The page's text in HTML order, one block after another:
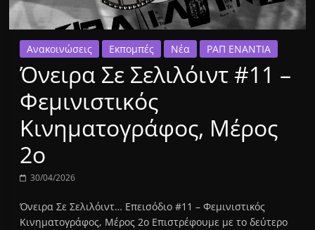
Ανακοινώσεις Εκπομπές Νέα ΡΑΠ ΕΝΑΝΤΙΑ
Όνειρα Σε Σελιλόιντ #11 –
Φεμινιστικός
Κινηματογράφος, Μέρος
2ο
30/04/2026
Όνειρα Σε Σελιλόιντ… Επεισόδιο #11 – Φεμινιστικός
Κινηματογράφος, Μέρος 2ο Επιστρέφουμε με το δεύτερο